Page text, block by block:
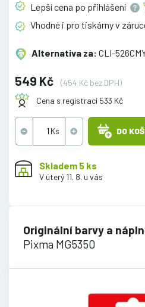
Lepší cena po přihlášení
Vhodné i pro tiskárny v
Alternativa za: CLI-
549 Kč
(454 Kč bez DPH)
Cena s registrací 533 Kč
DO
Skladem 5 ks
V úterý 11. 8. u vás
Originální barvy a
Pixma MG5350